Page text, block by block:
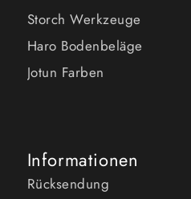
Storch Werkzeuge
Haro Bodenbeläge
Jotun Farben
Informationen
Rücksendung